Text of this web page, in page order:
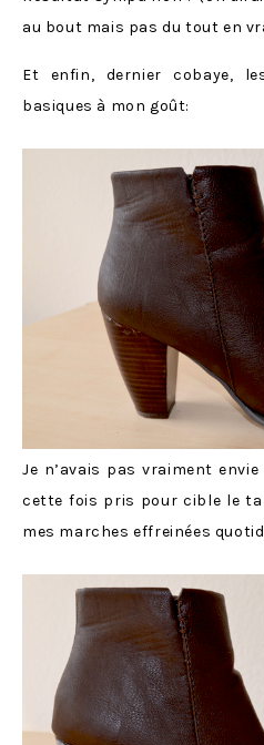
au bout mais pas du tout en
Et enfin, dernier cobaye,
basiques à mon goût:
Je n’avais pas vraiment
cette fois pris pour cible le
mes marches effreinées